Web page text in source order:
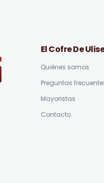
El Cofre De
Quiénes somos
Preguntas
Mayoristas
Contacto